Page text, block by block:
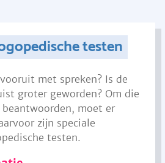
testen
met spreken? Is de
groter geworden? Om die
moet er
zijn speciale
testen.